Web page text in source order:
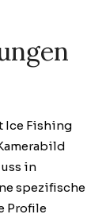
Ice Fishing
in
spezifische
Profile